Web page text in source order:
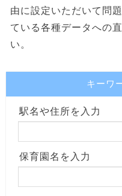
由に設定いただいて問
ている各種データへの
い。
キーワ
駅名や住所を入力
保育園名を入力